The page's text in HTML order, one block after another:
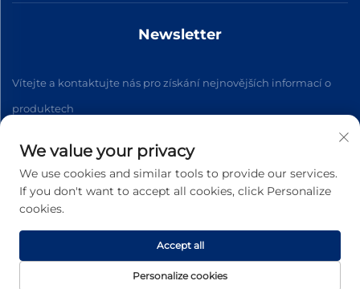
Newsletter
Vítejte a kontaktujte nás pro získání nejnovějších informací o
produktech
Přihlásit se k odběru
We value your privacy
We use cookies and similar tools to provide our services.
If you don't want to accept all cookies, click Personalize
cookies.
Personalize cookies
Accept all